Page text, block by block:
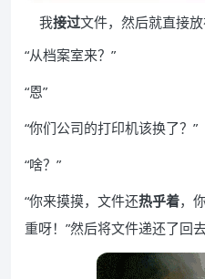
我接过文件，然后就直接
“从档案室来？”
“恩”
“你们公司的打印机该换了？”
“啥？”
“你来摸摸，文件还热乎着，
重呀！”然后将文件递还了回去